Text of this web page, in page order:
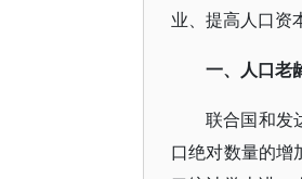
业、提高人口资
一、人口老
联合国和发
口绝对数量的增